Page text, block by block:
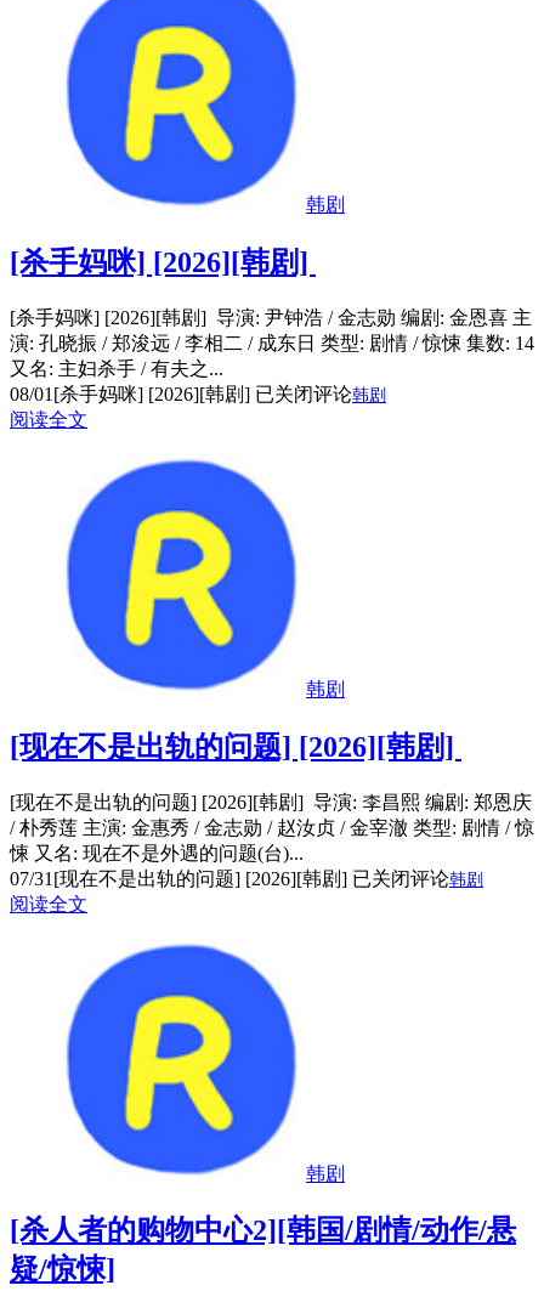
韩剧
[杀手妈咪] [2026][韩剧]
[杀手妈咪] [2026][韩剧] 导演: 尹钟浩 / 金志勋 编剧: 金恩喜 主
演: 孔晓振 / 郑浚远 / 李相二 / 成东日 类型: 剧情 / 惊悚 集数: 14
又名: 主妇杀手 / 有夫之...
08/01 [杀手妈咪] [2026][韩剧] 已关闭评论韩剧
阅读全文
韩剧
[现在不是出轨的问题] [2026][韩剧]
[现在不是出轨的问题] [2026][韩剧] 导演: 李昌熙 编剧: 郑恩庆
/ 朴秀莲 主演: 金惠秀 / 金志勋 / 赵汝贞 / 金宰澈 类型: 剧情 / 惊
悚 又名: 现在不是外遇的问题(台)...
07/31 [现在不是出轨的问题] [2026][韩剧] 已关闭评论韩剧
阅读全文
韩剧
[杀人者的购物中心2][韩国/剧情/动作/悬
疑/惊悚]